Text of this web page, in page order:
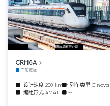
中车南京浦镇车辆有限公司
CRH6A
广东城际
设计速度 200 km/h列车类型 Cinova
编组形式 4M4T --